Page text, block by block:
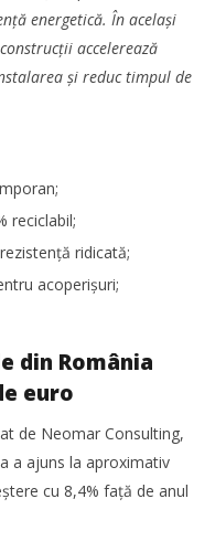
energetică. În același
accelerează
și reduc timpul de
reciclabil;
ridicată;
acoperișuri;
din România
euro
de Neomar Consulting,
a ajuns la aproximativ
cu 8,4% față de anul